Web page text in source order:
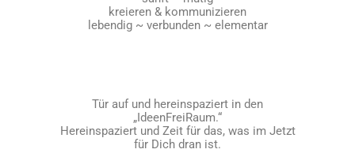
kreieren & kommunizieren
lebendig ~ verbunden ~ elementar
Tür auf und hereinspaziert in den
„IdeenFreiRaum.“
Hereinspaziert und Zeit für das, was im Jetzt
für Dich dran ist.